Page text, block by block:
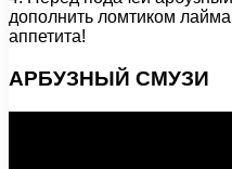
дополнить ломтиком
аппетита!
АРБУЗНЫЙ СМУЗИ